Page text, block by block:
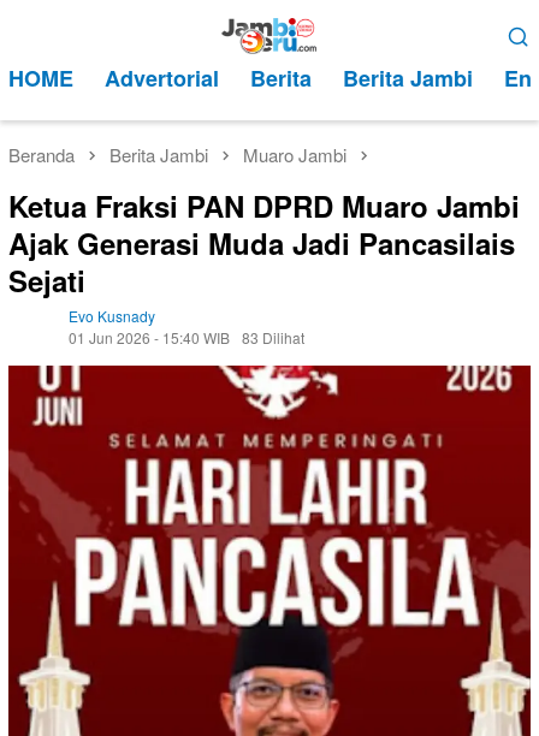
kontenMobile
HOME Advertorial Berita Berita Jambi
Beranda Berita Jambi Muaro Jambi
Ketua Fraksi PAN DPRD Muaro Jambi
Ajak Generasi Muda Jadi Pancasilais
Sejati
Evo Kusnady
01 Jun 2026 - 15:40 WIB 83 Dilihat